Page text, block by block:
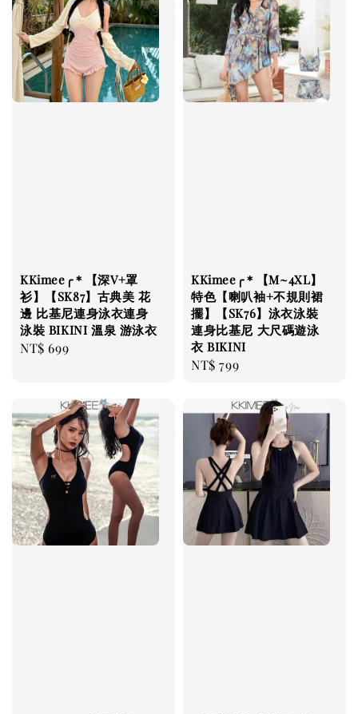
KKimee╭＊【深V+罩
衫】【SK87】古典美 花
邊 比基尼連身泳衣連身
泳裝 BIKINI 溫泉 游泳衣
Regular
NT$ 699
KKimee╭＊【M~4XL】
特色【喇叭袖+不規則裙
擺】【SK76】泳衣泳裝
連身比基尼 大尺碼遊泳
衣 BIKINI
Regular
NT$ 799